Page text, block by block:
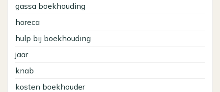
gassa boekhouding
horeca
hulp bij boekhouding
jaar
knab
kosten boekhouder